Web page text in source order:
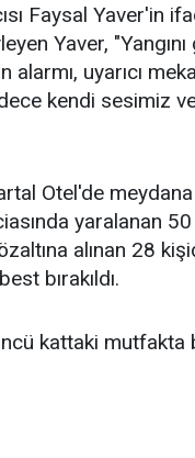
Faysal Yaver'in
Yaver,
alarmı, uyarıcı
kendi sesimiz
Otel'de
yaralanan
alınan 28
bırakıldı.
kattaki mutfakta